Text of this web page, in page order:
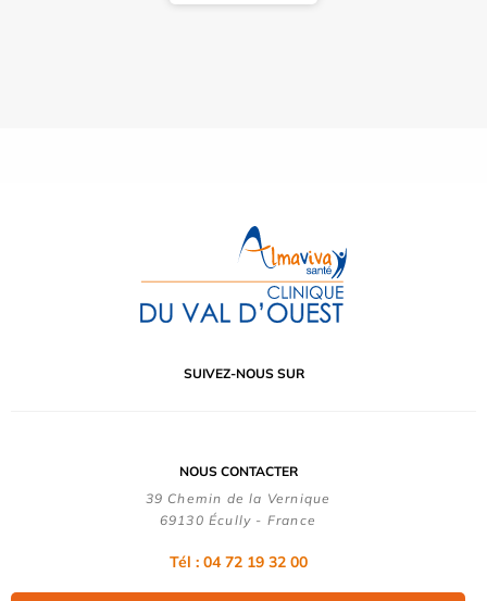
SUIVEZ-NOUS SUR
NOUS CONTACTER
39 Chemin de la Vernique
69130 Écully - France
Tél : 04 72 19 32 00